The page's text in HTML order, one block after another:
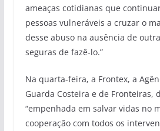
ameaças cotidianas que
pessoas vulneráveis a cruzar o
desse abuso na ausência de
seguras de fazê-lo.”
Na quarta-feira, a Frontex, a
Guarda Costeira e de Fronteiras,
“empenhada em salvar vidas no
cooperação com todos os